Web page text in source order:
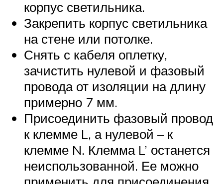
корпус светильника.
Закрепить корпус светильника
на стене или потолке.
Снять с кабеля оплетку,
зачистить нулевой и фазовый
провода от изоляции на длину
примерно 7 мм.
Присоединить фазовый провод
к клемме L, а нулевой – к
клемме N. Клемма L’ останется
неиспользованной. Ее можно